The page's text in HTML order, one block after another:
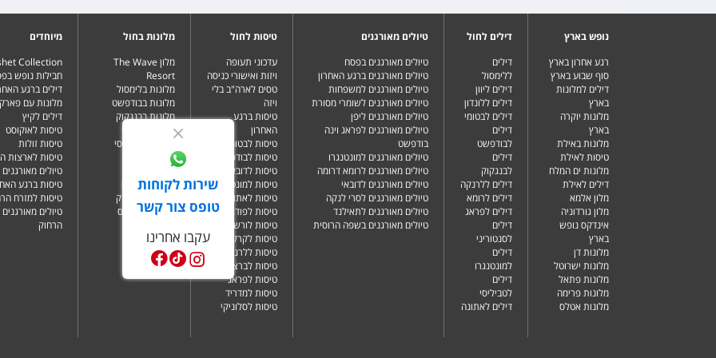
שירות לקוחות
טופס צור קשר
עקבו אחרינו
נופש בארץ
רגע אחרון בארץ
סוף שבוע בארץ
דילים למלונות
בארץ
מלונות יוקרה
בארץ
מלונות באילת
טיסות לאילת
מלונות ים המלח
דילים לאילת
מלון אלמא
מלון גורדוניה
אינדקס נופש
בארץ
מלונות דן
מלונות ישרוטל
מלונות פתאל
מלונות פרימה
מלונות אטלס
דילים לחול
דילים
ללימסול
דילים ליוון
דילים ללונדון
דילים לבטומי
דילים
לבודפשט
דילים
לבנגקוק
דילים ללרנקה
דילים לרומא
דילים לפראג
דילים
לסנטוריני
דילים
למונטנגרו
דילים
לטביליסי
דילים לאתונה
טיולים מאורגנים
טיולים מאורגנים בפסח
טיולים מאורגנים ברגע האחרון
טיולים מאורגנים למשפחות
טיולים מאורגנים לשומרי מסורת
טיולים מאורגנים ליפן
טיולים מאורגנים לפראג וינה
בודפשט
טיולים מאורגנים למונטנגרו
טיולים מאורגנים לרומא דרומה
טיולים מאורגנים לדובאי
טיולים מאורגנים לסרי לנקה
טיולים מאורגנים לתאילנד
טיולים מאורגנים בשפה הרוסית
טיסות לחול
עדכוני תעופה
ויזות ואישורי כניסה
טסים לארה"ב בלי
ויזה
טיסות ברגע
האחרון
טיסות לבטומי
טיסות לבודפשט
טיסות לדובאי
טיסות למונטנגרו
טיסות לאתונה
טיסות לפודגוריצה
טיסות לורשה
טיסות לקרקוב
טיסות ללרנקה
טיסות לברצלונה
טיסות לפראג
טיסות למדריד
טיסות לסלוניקי
מלונות בחול
מלון The Wave
Resort
מלונות בלימסול
מלונות בבודפשט
מלונות בבנגקוק
מלונות בבטומי
מלונות בטביליסי
מלונות בברלין
מלונות בדובאי
מלונות בלונדון
מלונות בניו יורק
מלונות בפאפוס
מיוחדים
Collection
חבילות נופש
דילים ברגע
מלונות עם
דילים לקיץ
טיסות לאוקוסט
טיסות זולות
טיסות לארצות
טיולים
טיסות ברגע
טיסות למזרח
טיולים
הרחוק